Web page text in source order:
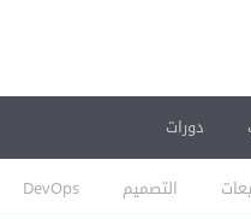
التصميم DevOps
دورات